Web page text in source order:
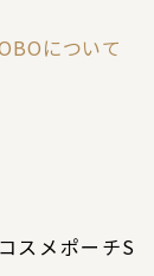
について
スメポーチS